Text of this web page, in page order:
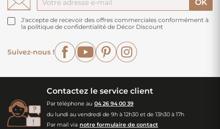
J'accepte de recevoir des offres commerciales conformément à
la politique de confidentialité de Décor Discount
Suivez-nous !
FacebookYouTubePinterest
Contactez le service client
Par téléphone au 04 26 94 00 39
du lundi au vendredi de 9h à 12h30 et de 13h30 à 17h
Par mail via notre formulaire de contact